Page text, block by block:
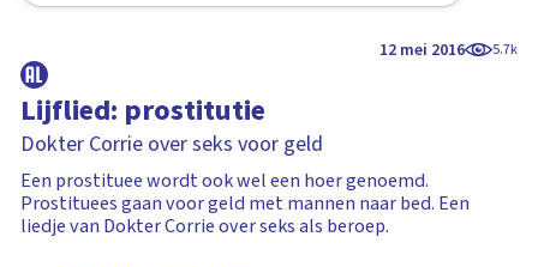
12 mei 2016 5.7k
Lijflied: prostitutie
Dokter Corrie over seks voor geld
Een prostituee wordt ook wel een hoer genoemd.
Prostituees gaan voor geld met mannen naar bed. Een
liedje van Dokter Corrie over seks als beroep.